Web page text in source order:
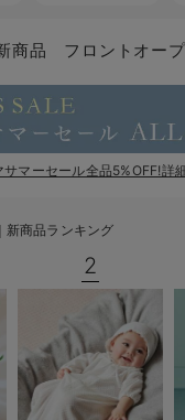
生児・ベビー）
児）
・お掃除
ズ特集
ー
ップス
商品 フロントオー
マーセール全品5%OFF!詳
新商品ランキング
2